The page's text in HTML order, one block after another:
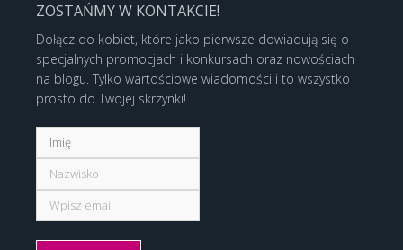
ZOSTAŃMY W KONTAKCIE!
Dołącz do kobiet, które jako pierwsze dowiadują się o
specjalnych promocjach i konkursach oraz nowościach
na blogu. Tylko wartościowe wiadomości i to wszystko
prosto do Twojej skrzynki!